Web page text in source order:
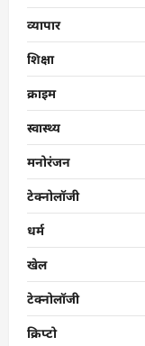
व्यापार
शिक्षा
क्राइम
स्वास्थ्य
मनोरंजन
टेक्नोलॉजी
धर्म
खेल
टेक्नोलॉजी
क्रिप्टो